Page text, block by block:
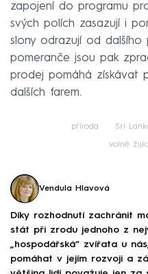
zapojení do programu
svých polích zasazují i
slony odrazují od dalšího
pomeranče jsou pak
prodej pomáhá získávat
dalších farem.
příroda Srí
volně
Vendula Hlavová
Díky rozhodnutí zachránit
stát při zrodu jednoho z
„hospodářská“ zvířata u
pomáhat v jejím rozvoji a